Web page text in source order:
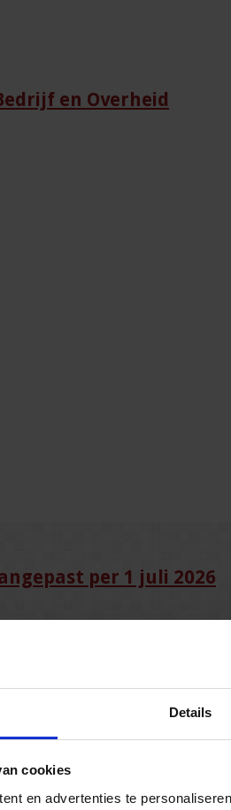
Details
cookies
en advertenties te
en Overheid
per 1 juli 2026
over gezond en veilig werken. Door
onderwerpen. Ook krijgt de